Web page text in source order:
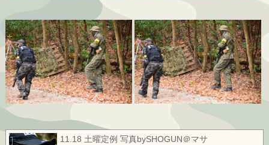
11.18 土曜定例 写真bySHOGUN＠マサ